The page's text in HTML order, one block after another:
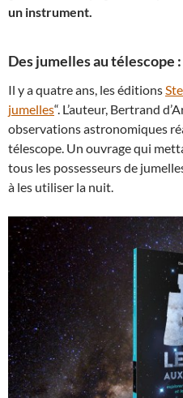
un instrument.
Des jumelles au télescope :
Il y a quatre ans, les éditions
jumelles“. L’auteur, Bertrand
observations astronomiques
télescope. Un ouvrage qui
tous les possesseurs de
à les utiliser la nuit.